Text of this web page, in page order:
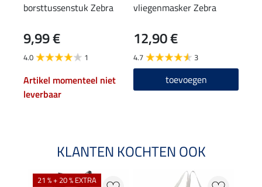
borsttussenstuk Zebra
9,99 €
4.0 1
Artikel momenteel niet
leverbaar
vliegenmasker Zebra
12,90 €
4.7 3
toevoegen
KLANTEN KOCHTEN OOK
21 % + 20 % EXTRA